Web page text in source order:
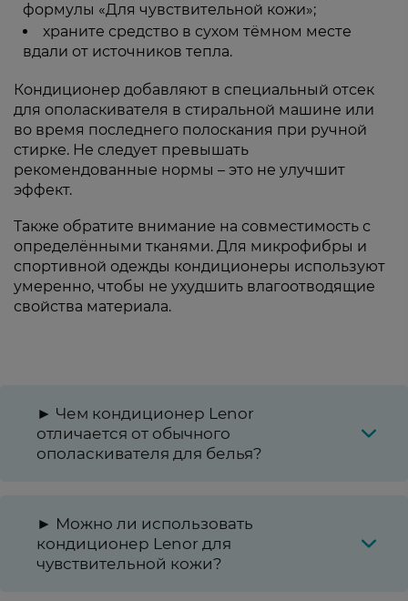
формулы «Для чувствительной кожи»;
храните средство в сухом тёмном месте
вдали от источников тепла.
Кондиционер добавляют в специальный отсек
для ополаскивателя в стиральной машине или
во время последнего полоскания при ручной
стирке. Не следует превышать
рекомендованные нормы – это не улучшит
эффект.
Также обратите внимание на совместимость с
определёнными тканями. Для микрофибры и
спортивной одежды кондиционеры используют
умеренно, чтобы не ухудшить влагоотводящие
свойства материала.
► Чем кондиционер Lenor
отличается от обычного
ополаскивателя для белья?
► Можно ли использовать
кондиционер Lenor для
чувствительной кожи?